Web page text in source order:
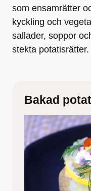
som ensamrätter
kyckling och
sallader, soppor
stekta potatisrätter.
Bakad